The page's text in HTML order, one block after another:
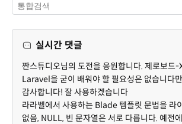
실시간 댓글
감사합니다! 잘 사용하겠습니다